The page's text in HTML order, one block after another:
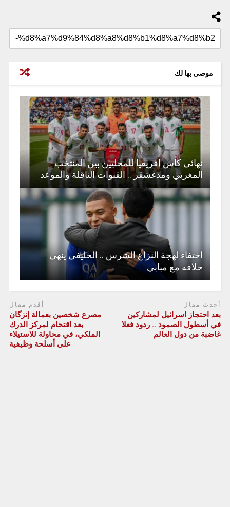
موصى بها لك
نهائي كأس إفريقيا للمحليين بين المنتخب
المغربي ومدغشقر .. القنوات الناقلة والموعد
اختفاء لهجة النزاع الشرس .. الخليفي ينهي
خلافه مع مبابي
أحدث مقال
بعد احتجاز اسرائيل لمشاركين
في أسطول الصمود .. ردود فعلا
غاضبة من دول العالم
أقدم مقال
مصرع شخصين بعمالة إنزگان
بعد اقتحام لمركز الدرك
الملكي، في محاولة للاستيلاء
على أسلحة وظيفية